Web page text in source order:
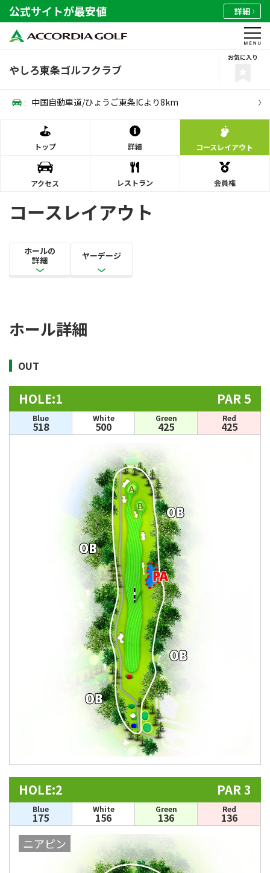
公式サイトが最安値 詳細
やしろ東条ゴルフクラブ
お気に入り
: 中国自動車道/ひょうご東条ICより8km
トップ 詳細 コースレイアウト
アクセス レストラン 会員権
コースレイアウト
ホールの
詳細
ヤーデージ
ホール詳細
OUT
HOLE:1 PAR 5
Blue
518
White
500
Green
425
Red
425
HOLE:2 PAR 3
Blue
175
White
156
Green
136
Red
136
ニアピン